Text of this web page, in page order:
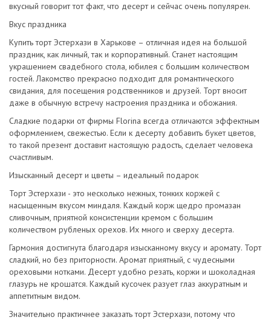
вкусный говорит тот факт, что десерт и сейчас очень популярен.
Вкус праздника
Купить торт Эстерхази в Харькове – отличная идея на большой
праздник, как личный, так и корпоративный. Станет настоящим
украшением свадебного стола, юбилея с большим количеством
гостей. Лакомство прекрасно подходит для романтического
свидания, для посещения родственников и друзей. Торт вносит
даже в обычную встречу настроения праздника и обожания.
Сладкие подарки от фирмы Florina всегда отличаются эффектным
оформлением, свежестью. Если к десерту добавить букет цветов,
то такой презент доставит настоящую радость, сделает человека
счастливым.
Изысканный десерт и цветы – идеальный подарок
Торт Эстерхази - это несколько нежных, тонких коржей с
насыщенным вкусом миндаля. Каждый корж щедро промазан
сливочным, приятной консистенции кремом с большим
количеством рубленых орехов. Их много и сверху десерта.
Гармония достигнута благодаря изысканному вкусу и аромату. Торт
сладкий, но без приторности. Аромат приятный, с чудесными
ореховыми нотками. Десерт удобно резать, коржи и шоколадная
глазурь не крошатся. Каждый кусочек разует глаз аккуратным и
аппетитным видом.
Значительно практичнее заказать торт Эстерхази, потому что